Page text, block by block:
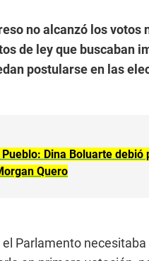
no alcanzó los votos
de ley que buscaban
postularse en las
Dina Boluarte
Quero
Parlamento